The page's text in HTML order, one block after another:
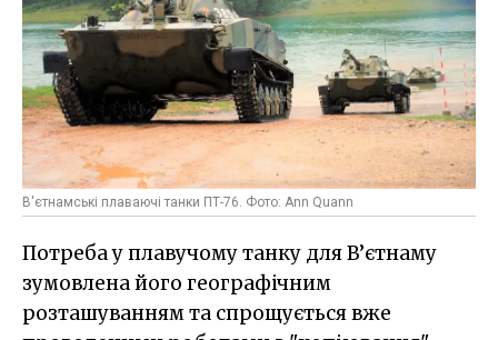
В'єтнамські плаваючі танки ПТ-76. Фото: Ann Quann
Потреба у плавучому танку для В’єтнаму
зумовлена його географічним
розташуванням та спрощується вже